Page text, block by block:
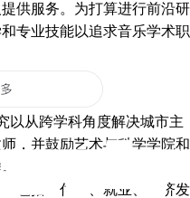
供服务。为打算进行前沿研
专业技能以追求音乐学术职
以从跨学科角度解决城市主
，并鼓励艺术与科学学院和
包括：住房、就业、经济发